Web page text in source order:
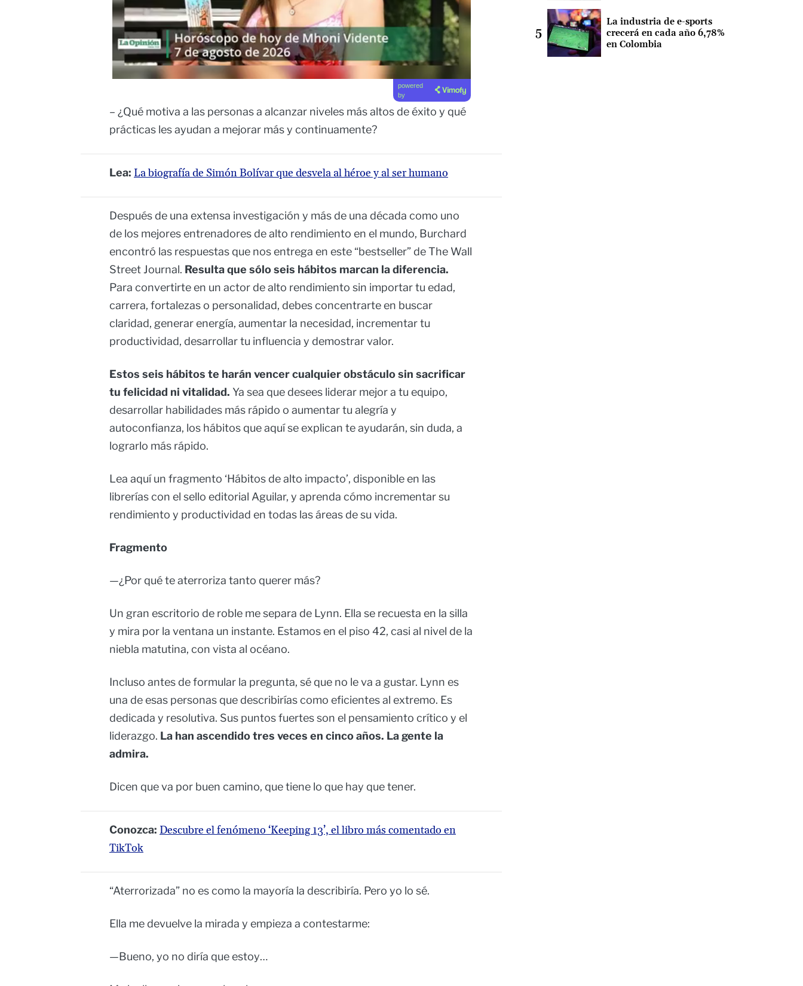
powered
by
– ¿Qué motiva a las personas a alcanzar niveles más altos de éxito y qué
prácticas les ayudan a mejorar más y continuamente?
Lea: La biografía de Simón Bolívar que desvela al héroe y al ser humano
Después de una extensa investigación y más de una década como uno
de los mejores entrenadores de alto rendimiento en el mundo, Burchard
encontró las respuestas que nos entrega en este “bestseller” de The Wall
Street Journal. Resulta que sólo seis hábitos marcan la diferencia.
Para convertirte en un actor de alto rendimiento sin importar tu edad,
carrera, fortalezas o personalidad, debes concentrarte en buscar
claridad, generar energía, aumentar la necesidad, incrementar tu
productividad, desarrollar tu influencia y demostrar valor.
Estos seis hábitos te harán vencer cualquier obstáculo sin sacrificar
tu felicidad ni vitalidad. Ya sea que desees liderar mejor a tu equipo,
desarrollar habilidades más rápido o aumentar tu alegría y
autoconfianza, los hábitos que aquí se explican te ayudarán, sin duda, a
lograrlo más rápido.
Lea aquí un fragmento ‘Hábitos de alto impacto’, disponible en las
librerías con el sello editorial Aguilar, y aprenda cómo incrementar su
rendimiento y productividad en todas las áreas de su vida.
Fragmento
—¿Por qué te aterroriza tanto querer más?
Un gran escritorio de roble me separa de Lynn. Ella se recuesta en la silla
y mira por la ventana un instante. Estamos en el piso 42, casi al nivel de la
niebla matutina, con vista al océano.
Incluso antes de formular la pregunta, sé que no le va a gustar. Lynn es
una de esas personas que describirías como eficientes al extremo. Es
dedicada y resolutiva. Sus puntos fuertes son el pensamiento crítico y el
liderazgo. La han ascendido tres veces en cinco años. La gente la
admira.
Dicen que va por buen camino, que tiene lo que hay que tener.
Conozca: Descubre el fenómeno ‘Keeping 13’, el libro más comentado en
TikTok
“Aterrorizada” no es como la mayoría la describiría. Pero yo lo sé.
Ella me devuelve la mirada y empieza a contestarme:
—Bueno, yo no diría que estoy…
La industria de e-sports
crecerá en cada año 6,78%
en Colombia